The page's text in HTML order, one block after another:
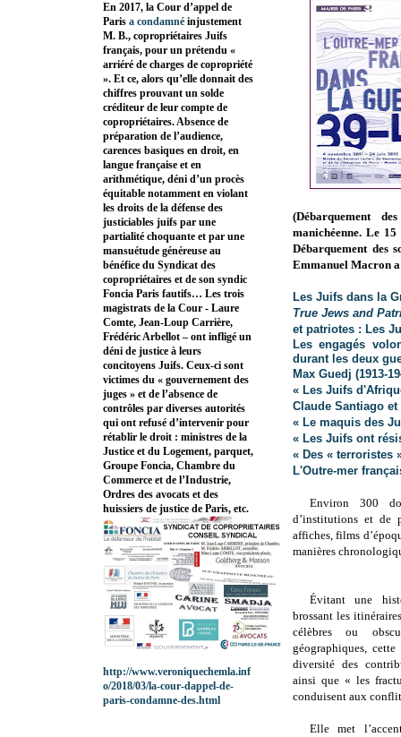
(Débarquement
manichéenne. Le 15
Débarquement des
Emmanuel Macron
Les Juifs dans la
True Jews and
et patriotes : Les
Les engagés
durant les deux
Max Guedj (1913-
« Les Juifs
Claude Santiago
« Le maquis des
« Les Juifs ont
« Des « terroristes
L'Outre-mer
Environ 300
d’institutions et de
affiches, films
manières
Évitant une
brossant les
célèbres ou
géographiques, cette
diversité des
ainsi que « les
conduisent aux
Elle met
En 2017, la Cour d’appel de
Paris a condamné injustement
M. B., copropriétaires Juifs
français, pour un prétendu «
arriéré de charges de copropriété
». Et ce, alors qu’elle donnait des
chiffres prouvant un solde
créditeur de leur compte de
copropriétaires. Absence de
préparation de l’audience,
carences basiques en droit, en
langue française et en
arithmétique, déni d’un procès
équitable notamment en violant
les droits de la défense des
justiciables juifs par une
partialité choquante et par une
mansuétude généreuse au
bénéfice du Syndicat des
copropriétaires et de son syndic
Foncia Paris fautifs… Les trois
magistrats de la Cour - Laure
Comte, Jean-Loup Carrière,
Frédéric Arbellot – ont infligé un
déni de justice à leurs
concitoyens Juifs. Ceux-ci sont
victimes du « gouvernement des
juges » et de l’absence de
contrôles par diverses autorités
qui ont refusé d’intervenir pour
rétablir le droit : ministres de la
Justice et du Logement, parquet,
Groupe Foncia, Chambre du
Commerce et de l’Industrie,
Ordres des avocats et des
huissiers de justice de Paris, etc.
http://www.veroniquechemla.inf
o/2018/03/la-cour-dappel-de-
paris-condamne-des.html